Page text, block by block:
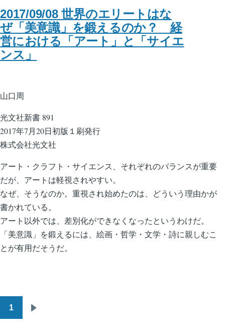
2017/09/08 世界のエリートはな
ぜ「美意識」を鍛えるのか？ 経
営における「アート」と「サイエ
ンス」
山口周
光文社新書 891
2017年7月20日初版１刷発行
株式会社光文社
アート・クラフト・サイエンス、それぞれのバランスが重要
だが、アートは軽視されやすい。
なぜ、そうなのか。重視され始めたのは、どういう理由かが
書かれている。
アート以外では、差別化ができなくなったというわけだ。
「美意識」を鍛えるには、絵画・哲学・文学・詩に親しむこ
とが有用だそうだ。
1